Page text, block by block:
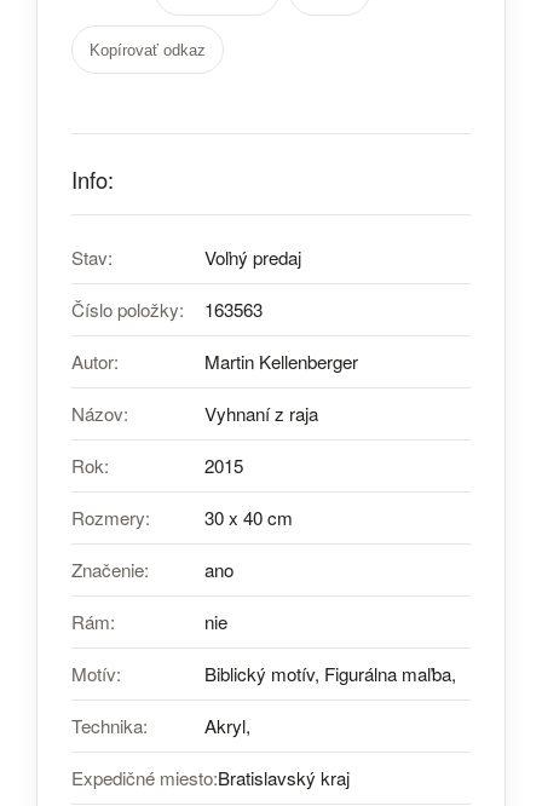
Kopírovať odkaz
Info:
Stav: Voľný predaj
Číslo položky: 163563
Autor: Martin Kellenberger
Názov: Vyhnaní z raja
Rok: 2015
Rozmery: 30 x 40 cm
Značenie: ano
Rám: nie
Motív: Biblický motív, Figurálna maľba,
Technika: Akryl,
Expedičné miesto:Bratislavský kraj